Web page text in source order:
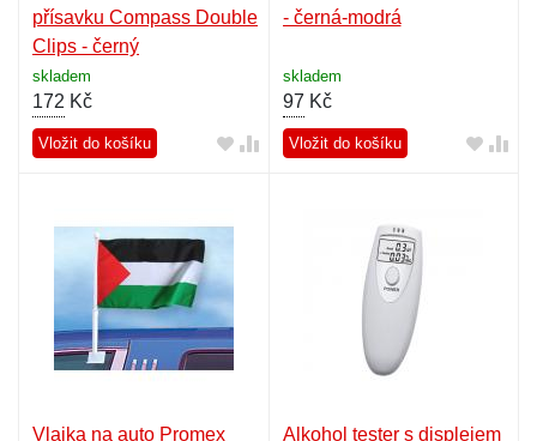
přísavku Compass Double
Clips - černý
skladem
172 Kč
Vložit do košíku
- černá-modrá
skladem
97 Kč
Vložit do košíku
Vlajka na auto Promex
Alkohol tester s displejem